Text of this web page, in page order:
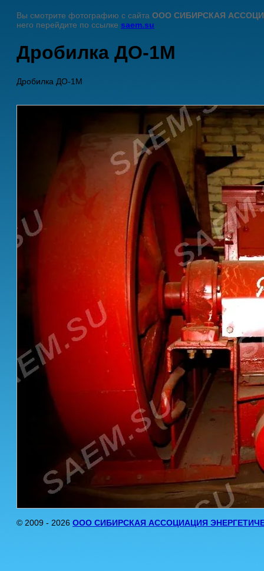
Вы смотрите фотографию с сайта ООО СИБИРСКАЯ
него перейдите по ссылке saem.su
Дробилка ДО-1М
Дробилка ДО-1М
© 2009 - 2026 ООО СИБИРСКАЯ АССОЦИАЦИЯ